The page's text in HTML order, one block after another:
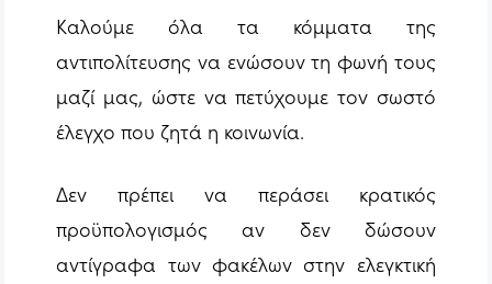
Καλούμε όλα τα κόμματα της
αντιπολίτευσης να ενώσουν τη φωνή τους
μαζί μας, ώστε να πετύχουμε τον σωστό
έλεγχο που ζητά η κοινωνία.
Δεν πρέπει να περάσει κρατικός
προϋπολογισμός αν δεν δώσουν
αντίγραφα των φακέλων στην ελεγκτική